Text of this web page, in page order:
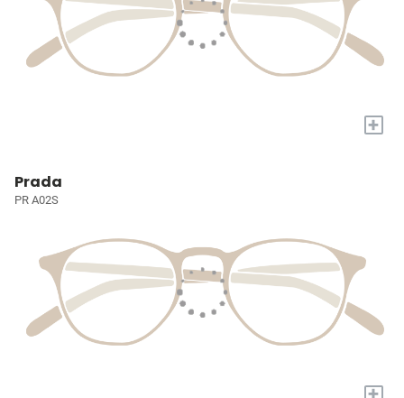
+
Prada
PR A02S